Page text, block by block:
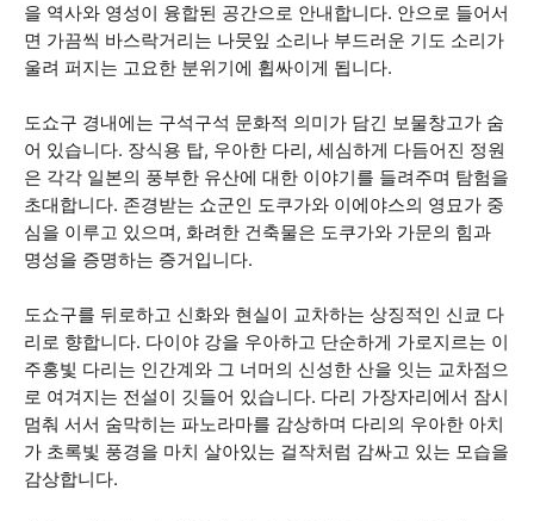
을 역사와 영성이 융합된 공간으로 안내합니다. 안으로 들어서
면 가끔씩 바스락거리는 나뭇잎 소리나 부드러운 기도 소리가
울려 퍼지는 고요한 분위기에 휩싸이게 됩니다.
도쇼구 경내에는 구석구석 문화적 의미가 담긴 보물창고가 숨
어 있습니다. 장식용 탑, 우아한 다리, 세심하게 다듬어진 정원
은 각각 일본의 풍부한 유산에 대한 이야기를 들려주며 탐험을
초대합니다. 존경받는 쇼군인 도쿠가와 이에야스의 영묘가 중
심을 이루고 있으며, 화려한 건축물은 도쿠가와 가문의 힘과
명성을 증명하는 증거입니다.
도쇼구를 뒤로하고 신화와 현실이 교차하는 상징적인 신쿄 다
리로 향합니다. 다이야 강을 우아하고 단순하게 가로지르는 이
주홍빛 다리는 인간계와 그 너머의 신성한 산을 잇는 교차점으
로 여겨지는 전설이 깃들어 있습니다. 다리 가장자리에서 잠시
멈춰 서서 숨막히는 파노라마를 감상하며 다리의 우아한 아치
가 초록빛 풍경을 마치 살아있는 걸작처럼 감싸고 있는 모습을
감상합니다.